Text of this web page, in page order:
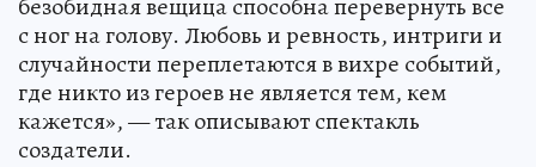
безобидная вещица способна перевернуть все
с ног на голову. Любовь и ревность, интриги и
случайности переплетаются в вихре событий,
где никто из героев не является тем, кем
кажется», — так описывают спектакль
создатели.